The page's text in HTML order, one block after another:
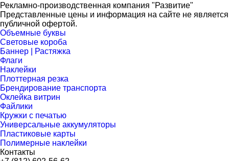
Рекламно-производственная компания "Развитие"
Представленные цены и информация на сайте не является
публичной офертой.
Объемные буквы
Световые короба
Баннер | Растяжка
Флаги
Наклейки
Плоттерная резка
Брендирование транспорта
Оклейка витрин
Файлики
Кружки с печатью
Универсальные аккумуляторы
Пластиковые карты
Полимерные наклейки
Контакты